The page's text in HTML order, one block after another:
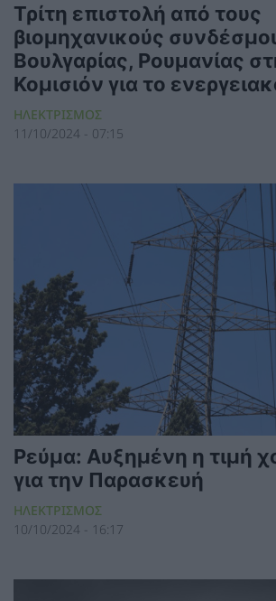
Τρίτη επιστολή από τους
βιομηχανικούς
Βουλγαρίας, Ρουμανίας
Κομισιόν για το
ΗΛΕΚΤΡΙΣΜΟΣ
11/10/2024 - 07:15
Ρεύμα: Αυξημένη η τιμή
για την Παρασκευή
ΗΛΕΚΤΡΙΣΜΟΣ
10/10/2024 - 16:17